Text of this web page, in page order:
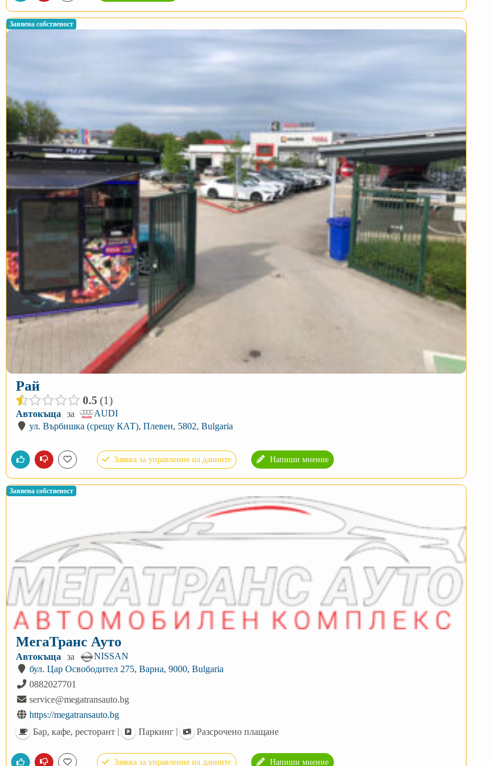
Заявена собственост
Рай
0.5 1
Автокъща за
AUDI
ул. Върбишка (срещу КАТ), Плевен, 5802, Bulgaria
Заявка за управление на данните Напиши мнение
Заявена собственост
МегаТранс Ауто
Автокъща за
NISSAN
бул. Цар Освободител 275, Варна, 9000, Bulgaria
0882027701
service@megatransauto.bg
https://megatransauto.bg
Бар, кафе, ресторант| Паркинг| Разсрочено плащане
Заявка за управление на данните Напиши мнение